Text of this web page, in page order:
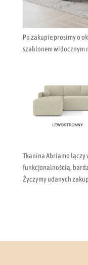
Po zakupie prosimy o
szablonem widocznym
Tkanina Abriamo łączy
funkcjonalnością,
Życzymy udanych